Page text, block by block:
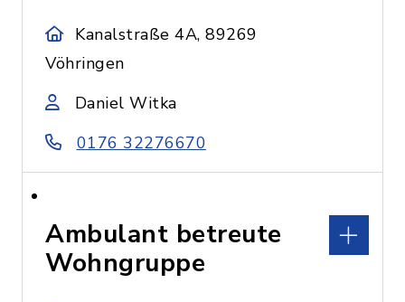
Kanalstraße 4A, 89269
Vöhringen
Daniel Witka
0176 32276670
Ambulant betreute
Wohngruppe